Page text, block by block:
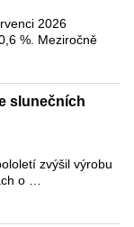
2026
%. Meziročně
slunečních
zvýšil výrobu
o …